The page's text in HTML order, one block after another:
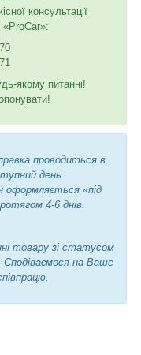
консультації
якому питанні!
проводиться в
день.
оформляється «під
4-6 днів.
товару зі статусом
Сподіваємося на Ваше